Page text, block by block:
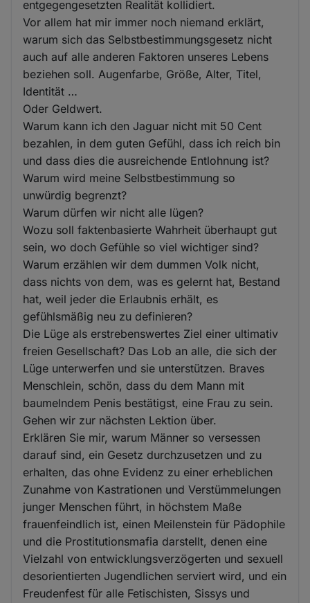
entgegengesetzten Realität kollidiert.
Vor allem hat mir immer noch niemand erklärt,
warum sich das Selbstbestimmungsgesetz nicht
auch auf alle anderen Faktoren unseres Lebens
beziehen soll. Augenfarbe, Größe, Alter, Titel,
Identität …
Oder Geldwert.
Warum kann ich den Jaguar nicht mit 50 Cent
bezahlen, in dem guten Gefühl, dass ich reich bin
und dass dies die ausreichende Entlohnung ist?
Warum wird meine Selbstbestimmung so
unwürdig begrenzt?
Warum dürfen wir nicht alle lügen?
Wozu soll faktenbasierte Wahrheit überhaupt gut
sein, wo doch Gefühle so viel wichtiger sind?
Warum erzählen wir dem dummen Volk nicht,
dass nichts von dem, was es gelernt hat, Bestand
hat, weil jeder die Erlaubnis erhält, es
gefühlsmäßig neu zu definieren?
Die Lüge als erstrebenswertes Ziel einer ultimativ
freien Gesellschaft? Das Lob an alle, die sich der
Lüge unterwerfen und sie unterstützen. Braves
Menschlein, schön, dass du dem Mann mit
baumelndem Penis bestätigst, eine Frau zu sein.
Gehen wir zur nächsten Lektion über.
Erklären Sie mir, warum Männer so versessen
darauf sind, ein Gesetz durchzusetzen und zu
erhalten, das ohne Evidenz zu einer erheblichen
Zunahme von Kastrationen und Verstümmelungen
junger Menschen führt, in höchstem Maße
frauenfeindlich ist, einen Meilenstein für Pädophile
und die Prostitutionsmafia darstellt, denen eine
Vielzahl von entwicklungsverzögerten und sexuell
desorientierten Jugendlichen serviert wird, und ein
Freudenfest für alle Fetischisten, Sissys und